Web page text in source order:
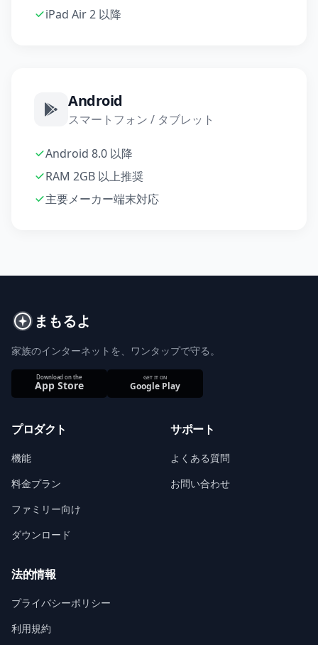
iPad Air 2 以降
Android
スマートフォン / タブレット
Android 8.0 以降
RAM 2GB 以上推奨
主要メーカー端末対応
まもるよ
家族のインターネットを、ワンタップで守る。
プロダクト
機能
料金プラン
ファミリー向け
ダウンロード
サポート
よくある質問
お問い合わせ
法的情報
プライバシーポリシー
利用規約